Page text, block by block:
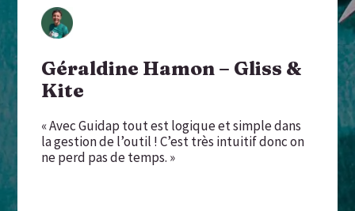
Géraldine Hamon – Gliss &
Kite
« Avec Guidap tout est logique et simple dans
la gestion de l’outil ! C’est très intuitif donc on
ne perd pas de temps. »